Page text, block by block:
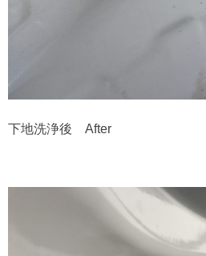
下地洗浄後 After